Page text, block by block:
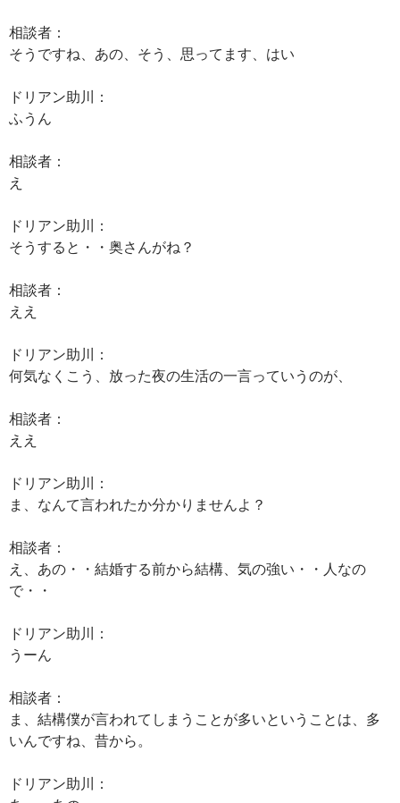
相談者：
そうですね、あの、そう、思ってます、はい
ドリアン助川：
ふうん
相談者：
え
ドリアン助川：
そうすると・・奥さんがね？
相談者：
ええ
ドリアン助川：
何気なくこう、放った夜の生活の一言っていうのが、
相談者：
ええ
ドリアン助川：
ま、なんて言われたか分かりませんよ？
相談者：
え、あの・・結婚する前から結構、気の強い・・人なの
で・・
ドリアン助川：
うーん
相談者：
ま、結構僕が言われてしまうことが多いということは、多
いんですね、昔から。
ドリアン助川：